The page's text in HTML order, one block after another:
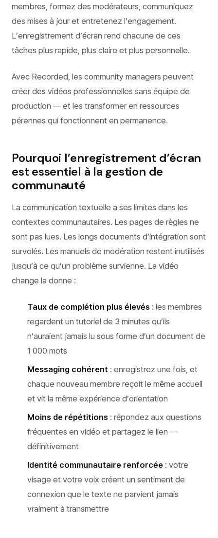
membres, formez des modérateurs, communiquez
des mises à jour et entretenez l’engagement.
L’enregistrement d’écran rend chacune de ces
tâches plus rapide, plus claire et plus personnelle.
Avec Recorded, les community managers peuvent
créer des vidéos professionnelles sans équipe de
production — et les transformer en ressources
pérennes qui fonctionnent en permanence.
Pourquoi l’enregistrement d’écran
est essentiel à la gestion de
communauté
La communication textuelle a ses limites dans les
contextes communautaires. Les pages de règles ne
sont pas lues. Les longs documents d’intégration sont
survolés. Les manuels de modération restent inutilisés
jusqu’à ce qu’un problème survienne. La vidéo
change la donne :
Taux de complétion plus élevés : les membres
regardent un tutoriel de 3 minutes qu’ils
n’auraient jamais lu sous forme d’un document de
1 000 mots
Messaging cohérent : enregistrez une fois, et
chaque nouveau membre reçoit le même accueil
et vit la même expérience d’orientation
Moins de répétitions : répondez aux questions
fréquentes en vidéo et partagez le lien —
définitivement
Identité communautaire renforcée : votre
visage et votre voix créent un sentiment de
connexion que le texte ne parvient jamais
vraiment à transmettre